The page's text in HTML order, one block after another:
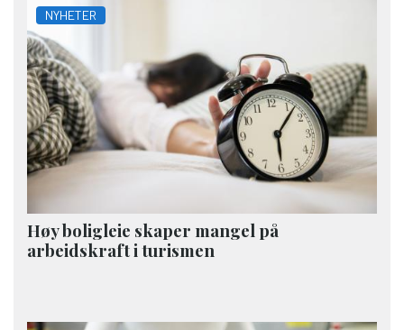
NYHETER
Høy boligleie skaper mangel på
arbeidskraft i turismen